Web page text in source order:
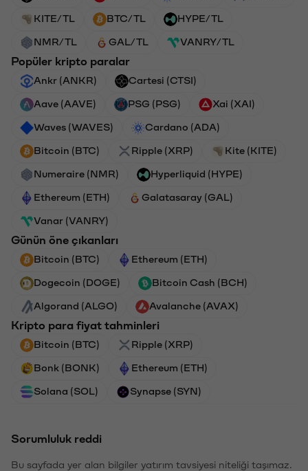
KITE/TL BTC/TL HYPE/TL
NMR/TL GAL/TL VANRY/TL
Popüler kripto paralar
Ankr (ANKR) Cartesi (CTSI)
Aave (AAVE) PSG (PSG) Xai (XAI)
Waves (WAVES) Cardano (ADA)
Bitcoin (BTC) Ripple (XRP) Kite (KITE)
Numeraire (NMR) Hyperliquid (HYPE)
Ethereum (ETH) Galatasaray (GAL)
Vanar (VANRY)
Günün öne çıkanları
Bitcoin (BTC) Ethereum (ETH)
Dogecoin (DOGE) Bitcoin Cash (BCH)
Algorand (ALGO) Avalanche (AVAX)
Kripto para fiyat tahminleri
Bitcoin (BTC) Ripple (XRP)
Bonk (BONK) Ethereum (ETH)
Solana (SOL) Synapse (SYN)
Sorumluluk reddi
Bu sayfada yer alan bilgiler yatırım tavsiyesi niteliği taşımaz.